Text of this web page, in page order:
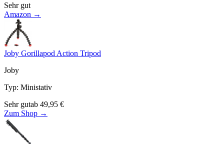
Sehr gut
Amazon →
Joby Gorillapod Action Tripod
Joby
Typ: Ministativ
Sehr gutab 49,95 €
Zum Shop →